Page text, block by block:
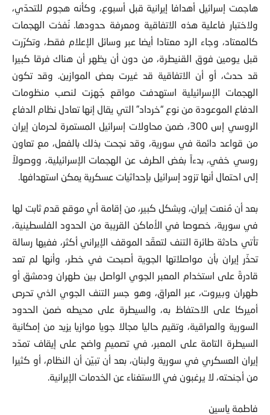
هاجمت إسرائيل أهدافا إيرانية قبل أسبوع، وكأنه هجوم للتحدّي،
ولاختبار فاعلية هذه الاتفاقية ومعرفة حدودها. نُفذت الهجمات
كالمعتاد، وجاء الرد معتادا أيضا عبر وسائل الإعلام فقط، وتكرّرت
قبل يومين فوق القنيطرة، من دون أن يظهر أن هناك فرقا كبيرا
قد حدث، أو أن الاتفاقية قد غيرت بعض الموازين. وقد تكون
الهجمات الإسرائيلية استهدفت مواقع جُهزت لنصب منظومات
الدفاع الموعودة من نوع “خرداد” التي يقال إنها تعادل نظام الدفاع
الروسي إس 300، ضمن محاولات إسرائيل المستمرة لحرمان إيران
من قواعد دائمة في سورية، وقد نجحت بذلك بالفعل، مع تعاون
روسي خفي، بدءاً بغض الطرف عن الهجمات الإسرائيلية، ووصولاً
إلى احتمال أنها تزود إسرائيل بإحداثيات عسكرية يمكن استهدافها.
بعد أن مُنعت إيران، وبشكل كبير، من إقامة أي موقع قدم ثابت لها
في سورية، خصوصا في الأماكن القريبة من الحدود الفلسطينية،
تأتي حادثة طائرة التنف لتعقّد الموقف الإيراني أكثر، ففيها رسالة
تحذّر إيران بأن مواصلاتها الجوية أصبحت في خطر، وأنها لم تعد
قادرةً على استخدام المعبر الجوي الواصل بين طهران ودمشق أو
طهران وبيروت، عبر العراق، وهو جسر التنف الجوي الذي تحرص
أميركا على الاحتفاظ به، والسيطرة على محيطه ضمن الحدود
السورية والعراقية، وتقيم حاليا مجالا جويا موازيا يزيد من إمكانية
السيطرة التامة على المعبر، في تصميمٍ واضح على إيقاف تمدّد
إيران العسكري في سورية ولبنان، بعد أن تبيّن أن النظام، أو كثيرا
من أجنحته، لا يرغبون في الاستغناء عن الخدمات الإيرانية.
فاطمة ياسين